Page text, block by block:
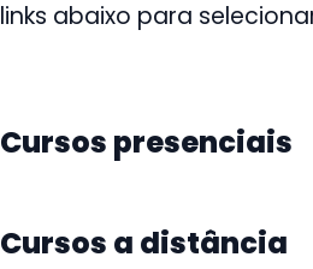
links abaixo para
Cursos presenciais
Cursos a distância